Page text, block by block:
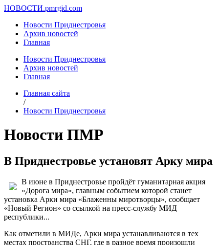
НОВОСТИ.pmrgid.com
Новости Приднестровья
Архив новостей
Главная
Новости Приднестровья
Архив новостей
Главная
Главная сайта
/
Новости Приднестровья
Новости ПМР
В Приднестровье установят Арку мира
В июне в Приднестровье пройдёт гуманитарная акция
«Дорога мира», главным событием которой станет
установка Арки мира «Блаженны миротворцы», сообщает
«Новый Регион» со ссылкой на пресс-службу МИД
республики...
Как отметили в МИДе, Арки мира устанавливаются в тех
местах пространства СНГ, где в разное время произошли